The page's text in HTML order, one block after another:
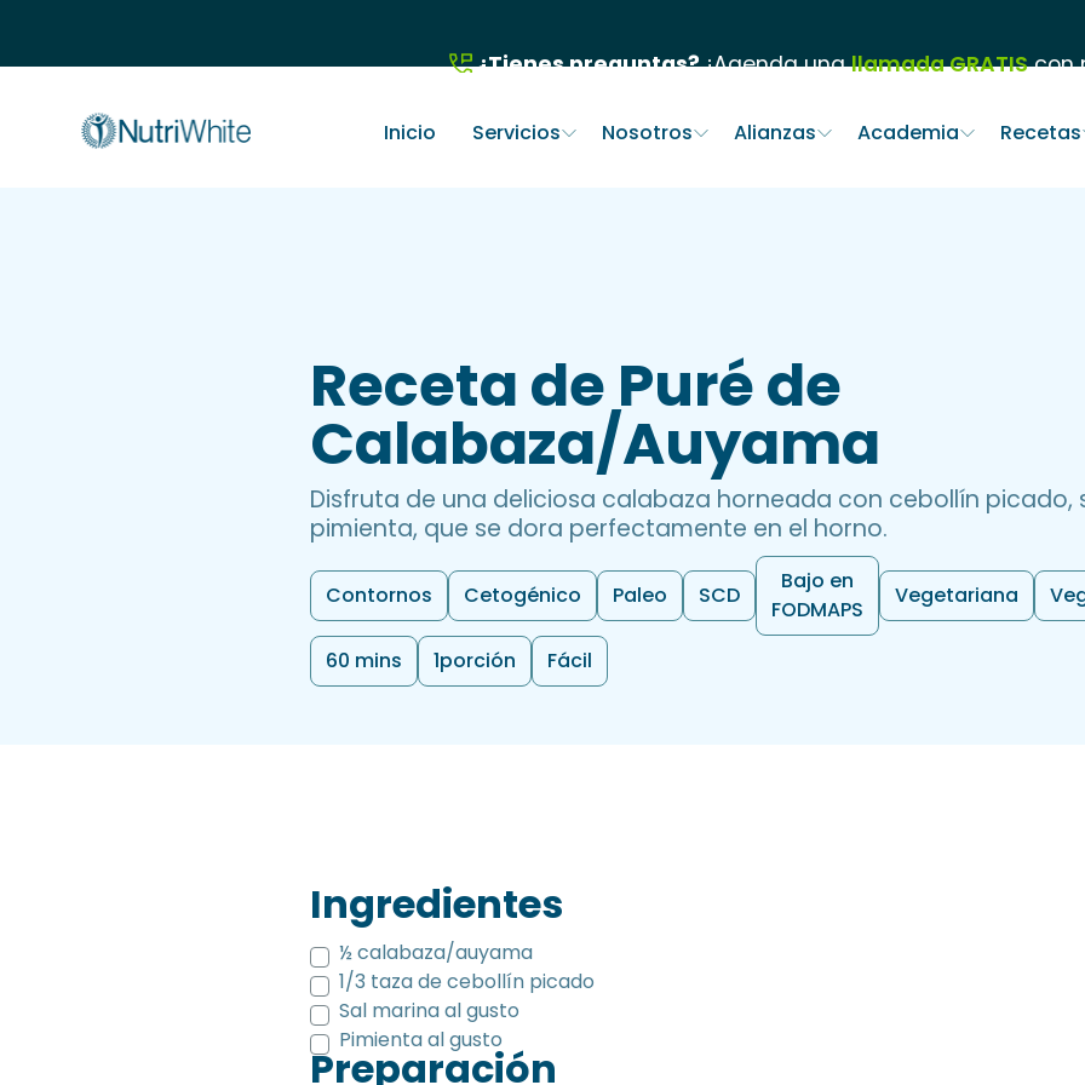
¿Tienes preguntas?¡Agenda unallamada GRATIScon
Inicio Servicios Nosotros Alianzas Academia Recetas
Receta de Puré de
Calabaza/Auyama
Disfruta de una deliciosa calabaza horneada con cebollín picado,
pimienta, que se dora perfectamente en el horno.
Contornos Cetogénico Paleo SCD
Bajo en
FODMAPS
Vegetariana
60 mins 1porción Fácil
Ingredientes
½ calabaza/auyama
1/3 taza de cebollín picado
Sal marina al gusto
Pimienta al gusto
Preparación